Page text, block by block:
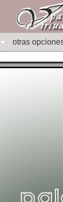
otras